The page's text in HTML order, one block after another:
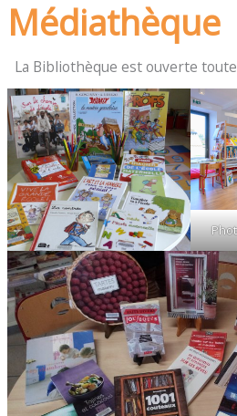
Médiathèque
La Bibliothèque est ouverte toute